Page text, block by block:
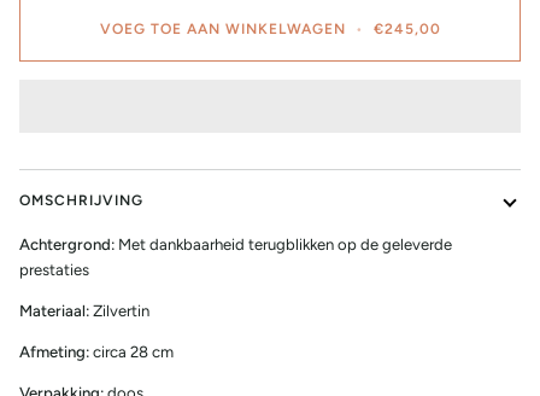
VOEG TOE AAN WINKELWAGEN • €245,00
OMSCHRIJVING
Achtergrond: Met dankbaarheid terugblikken op de geleverde
prestaties
Materiaal: Zilvertin
Afmeting: circa 28 cm